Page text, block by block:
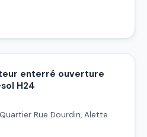
enterré ouverture
H24
Rue Dourdin, Alette